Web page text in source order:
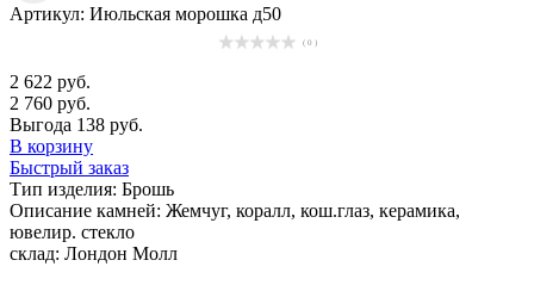
Артикул: Июльская морошка д50
( 0 )
2 622 руб.
2 760 руб.
Выгода 138 руб.
В корзину
Быстрый заказ
Тип изделия: Брошь
Описание камней: Жемчуг, коралл, кош.глаз, керамика,
ювелир. стекло
склад: Лондон Молл